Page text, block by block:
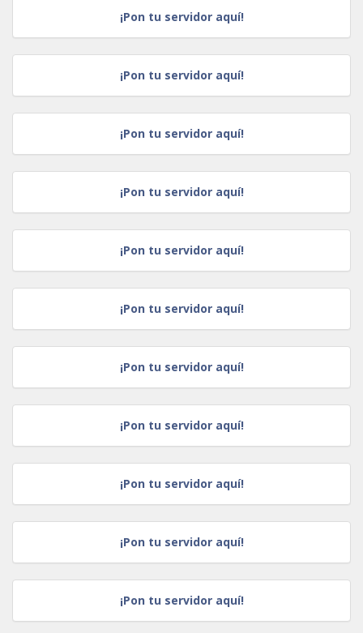
¡Pon tu servidor aquí!
¡Pon tu servidor aquí!
¡Pon tu servidor aquí!
¡Pon tu servidor aquí!
¡Pon tu servidor aquí!
¡Pon tu servidor aquí!
¡Pon tu servidor aquí!
¡Pon tu servidor aquí!
¡Pon tu servidor aquí!
¡Pon tu servidor aquí!
¡Pon tu servidor aquí!